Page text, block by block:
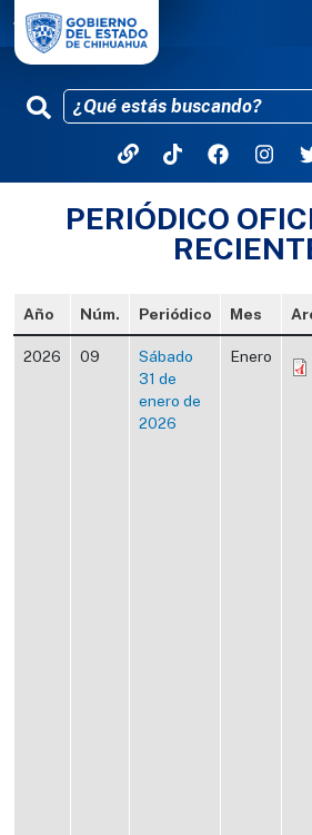
Pasar al
PERIÓDICO
Año Núm. Periódico Mes
2026 09
Sábado
31 de
enero de
2026
Enero